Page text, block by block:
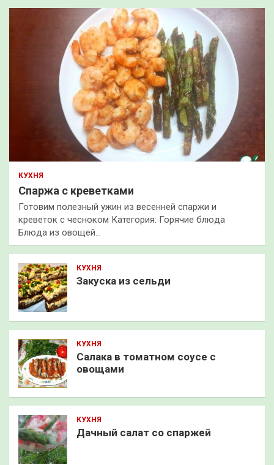
КУХНЯ
Спаржа с креветками
Готовим полезный ужин из весенней спаржи и
креветок с чесноком Категория: Горячие блюда
Блюда из овощей…
КУХНЯ
Закуска из сельди
КУХНЯ
Салака в томатном соусе с
овощами
КУХНЯ
Дачный салат со спаржей